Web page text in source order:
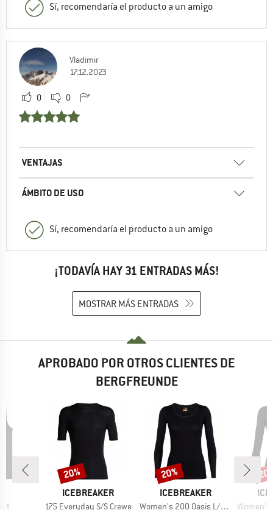
Sí, recomendaría el producto a un amigo
Vladimir
17.12.2023
0 0
VENTAJAS
ÁMBITO DE USO
Sí, recomendaría el producto a un amigo
¡TODAVÍA HAY 31 ENTRADAS MÁS!
MOSTRAR MÁS ENTRADAS
APROBADO POR OTROS CLIENTES DE
BERGFREUNDE
MARCA
ICEBREAKER
Artículo
175 Everyday S/S Crewe
Descuento
20%
MARCA
ICEBREAKER
Artículo
Women's 200 Oasis L/S Scoop
Descuento
20%
Artículo
Women's 175